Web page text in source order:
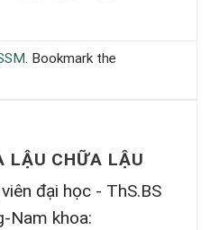
. Bookmark the
LẬU CHỮA LẬU
đại học - ThS.BS
Nam khoa: